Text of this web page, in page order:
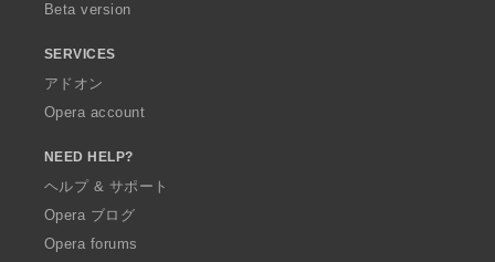
Beta version
SERVICES
アドオン
Opera account
NEED HELP?
ヘルプ & サポート
Opera ブログ
Opera forums